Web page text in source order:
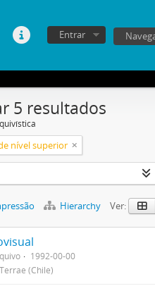
Entrar
5 resultados
nível superior
Hierarchy Ver:
1992-00-00
(Chile)